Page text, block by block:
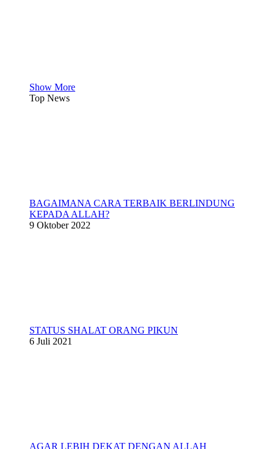
Show More
Top News
BAGAIMANA CARA TERBAIK BERLINDUNG
KEPADA ALLAH?
9 Oktober 2022
STATUS SHALAT ORANG PIKUN
6 Juli 2021
AGAR LEBIH DEKAT DENGAN ALLAH